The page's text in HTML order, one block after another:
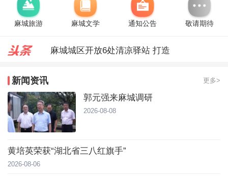
麻城旅游 麻城文学 通知公告 敬请期待
麻城城区开放6处清凉驿站 打造
台风靠近！直冲40℃，黄冈高温预
新闻资讯 更多>
郭元强来麻城调研
2026-08-08
黄培英荣获“湖北省三八红旗手”
2026-08-06